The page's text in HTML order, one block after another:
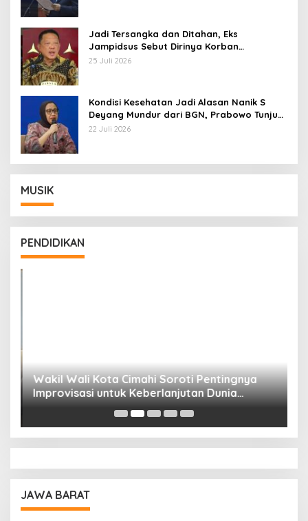
Jadi Tersangka dan Ditahan, Eks
Jampidsus Sebut Dirinya Korban
Kriminalisasi
25 Juli 2026
Kondisi Kesehatan Jadi Alasan Nanik S
Deyang Mundur dari BGN, Prabowo Tunjuk
Wamentan Sudaryono
22 Juli 2026
MUSIK
PENDIDIKAN
Wakil Wali Kota Cimahi Soroti Pentingnya
Improvisasi untuk Keberlanjutan Dunia
Pendidikan
JAWA BARAT